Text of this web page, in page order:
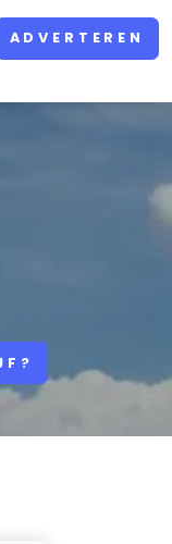
ADVERTEREN